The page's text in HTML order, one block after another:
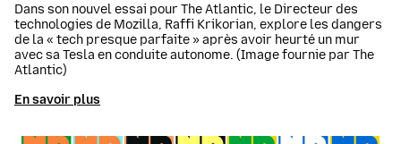
Dans son nouvel essai pour The Atlantic, le Directeur des
technologies de Mozilla, Raffi Krikorian, explore les dangers
de la « tech presque parfaite » après avoir heurté un mur
avec sa Tesla en conduite autonome. (Image fournie par The
Atlantic)
En savoir plus